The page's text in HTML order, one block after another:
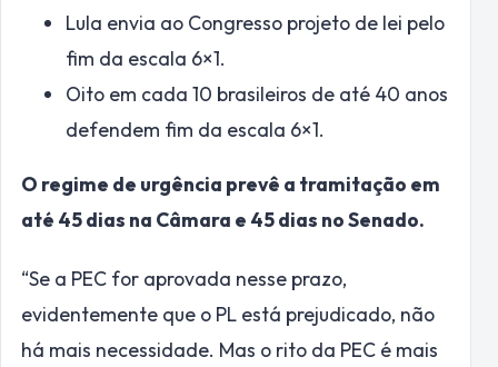
Lula envia ao Congresso projeto de lei pelo
fim da escala 6×1.
Oito em cada 10 brasileiros de até 40 anos
defendem fim da escala 6×1.
O regime de urgência prevê a tramitação em
até 45 dias na Câmara e 45 dias no Senado.
“Se a PEC for aprovada nesse prazo,
evidentemente que o PL está prejudicado, não
há mais necessidade. Mas o rito da PEC é mais